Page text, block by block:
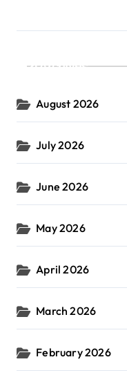
Archives
August 2026
July 2026
June 2026
May 2026
April 2026
March 2026
February 2026